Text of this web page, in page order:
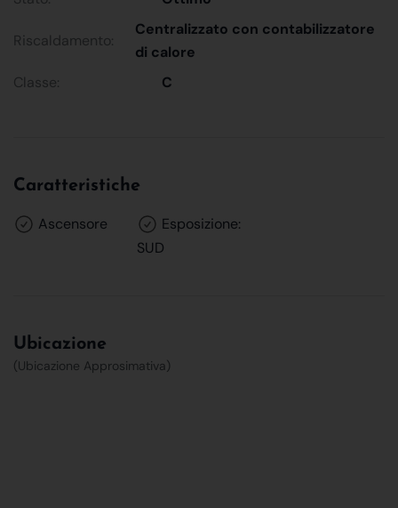
Riscaldamento:
Centralizzato con contabilizzatore
di calore
Classe:
C
Caratteristiche
Ascensore
Esposizione:
SUD
Ubicazione
(Ubicazione Approsimativa)